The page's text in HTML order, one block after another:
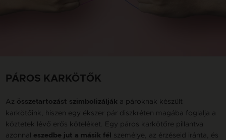
PÁROS KARKÖTŐK
Az összetartozást szimbolizálják a pároknak készült
karkötőink, hiszen egy ékszer pár diszkréten magába foglalja a
köztetek lévő erős köteléket. Egy páros karkötőre pillantva
azonnal eszedbe jut a másik fél
személye, az érzéseid iránta, és